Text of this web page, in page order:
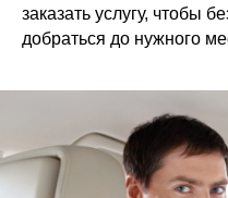
заказать услугу, чтобы
добраться до нужного